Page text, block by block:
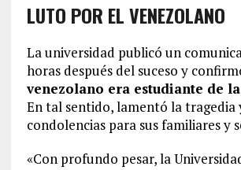
LUTO POR EL VENEZOLANO
La universidad publicó un
horas después del suceso y
venezolano era estudiante de
En tal sentido, lamentó la tragedia
condolencias para sus familiares y
«Con profundo pesar, la